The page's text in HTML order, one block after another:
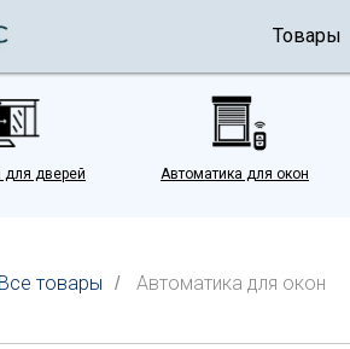
Товары
Автоматика для окон
для дверей
Все товары / Автоматика для окон